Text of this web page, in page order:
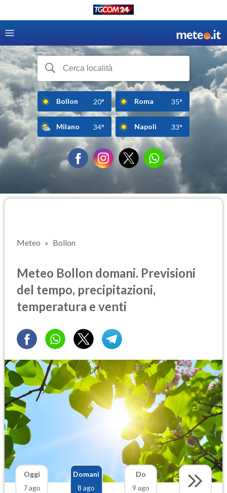
Bollon 20° Roma 35°
Milano 34° Napoli 33°
Meteo Bollon
Meteo Bollon domani. Previsioni
del tempo, precipitazioni,
temperatura e venti
Oggi
7 ago
Domani
8 ago
Do
9 ago